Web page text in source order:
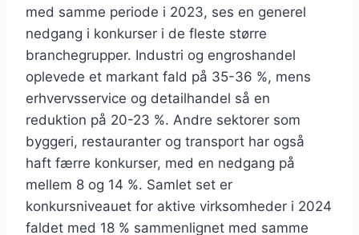
med samme periode i 2023, ses en generel
nedgang i konkurser i de fleste større
branchegrupper. Industri og engroshandel
oplevede et markant fald på 35-36 %, mens
erhvervsservice og detailhandel så en
reduktion på 20-23 %. Andre sektorer som
byggeri, restauranter og transport har også
haft færre konkurser, med en nedgang på
mellem 8 og 14 %. Samlet set er
konkursniveauet for aktive virksomheder i 2024
faldet med 18 % sammenlignet med samme